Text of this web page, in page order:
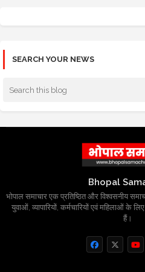
SEARCH YOUR NEWS
Bhopal
भोपाल समाचार एक प्रतिष्ठित और विश्वसनीय
युवाओं, व्यापारियों, कर्मचारियों एवं महिलाओं के
हैं।